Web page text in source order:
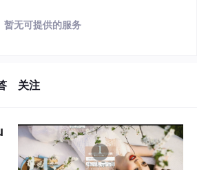
暂无可提供的服务
关注